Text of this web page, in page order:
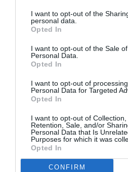
I want to opt-out of the
personal data.
Opted In
I want to opt-out of the Sale
Personal Data.
Opted In
I want to opt-out of
Personal Data for Targeted
Opted In
I want to opt-out of Collection,
Retention, Sale, and/or
Personal Data that Is
Purposes for which it was
Opted In
CONFIRM
«Αρέσει στους ανθρώπους
προτίμηση αυτό που είναι οι